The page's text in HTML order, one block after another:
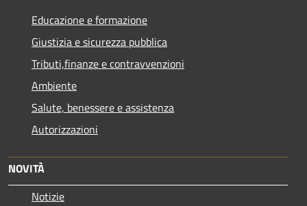
Educazione e formazione
Giustizia e sicurezza pubblica
Tributi,finanze e contravvenzioni
Ambiente
Salute, benessere e assistenza
Autorizzazioni
NOVITÀ
Notizie